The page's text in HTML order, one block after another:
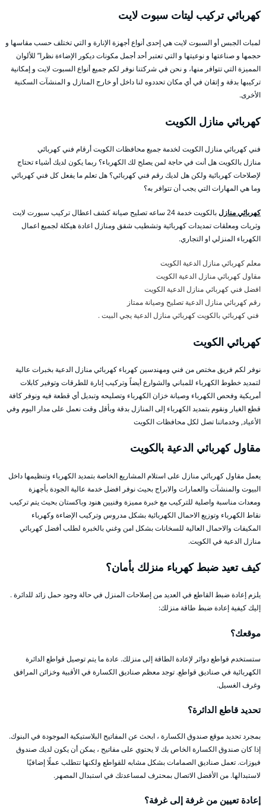
كهربائي تركيب ليتات سبوت لايت
لمبات الجبس أو السبوت لايت هي إحدى أنواع أجهزة الإنارة و التي تختلف حسب مقاسها و
حجمها و صناعتها و نوعيتها و التي تعتبر أحد أجمل مكونات ديكور الإضاءة نظرا” للألوان
المميزة التي تتوافر منها، و نحن في شركتنا نوفر لكم جميع أنواع السبوت لايت و إمكانية
تركيبها بدقة و إتقان في أي مكان تحددوه لنا داخل أو خارج المنازل و المنشآت السكنية
الأخرى.
كهربائي منازل الكويت
فني كهربائي منازل الكويت لخدمة جميع محافظات الكويت أرقام فني كهربائي
منازل بالكويت هل أنت في حاجة لمن يصلح لك الكهرباء؟ ربما يكون لديك أشياء تحتاج
لإصلاحات كهربائية ولكن هل لديك رقم فني كهربائي؟ هل تعلم ما يفعل كل فني كهربائي
وما هي المهارات التي يجب أن تتوافر به؟
كهربائي منازل
بالكويت خدمة 24 ساعه تصليح صيانة كشف اعطال تركيب سبورت لايت
وثريات ومعلقات تمديدات كهربائية وتشطيب شقق ومنازل اعادة هيكلة لجميع اعمال
الكهرباء المنزلي او التجاري.
معلم كهربائي منازل الدعية الكويت
مقاول كهربائي منازل الدعية الكويت
افضل فني كهربائي منازل الدعية الكويت
رقم كهربائي منازل الدعية تصليح وصيانة ممتاز
فني كهربائي بالكويت كهربائي منازل الدعية يجي البيت .
كهربائي الكويت
نوفر لكم فريق مختص من فني ومهندسين كهرباء كهربائي منازل الدعية بخبرات عالية
لتمديد خطوط الكهرباء للمباني والشوارع أيضاً وتركيب إنارة للطرقات وتوفير كابلات
أمريكية وفحص الكهرباء وصيانة خزان الكهرباء وتصليحه وتبديل أي قطعة فيه ونوفر كافة
قطع الغيار ونقوم بتمديد الكهرباء إلى المنازل بدقة وبأقل وقت نعمل على مدار اليوم وفي
الأعياد, وخدماتنا تصل لكل محافظات الكويت
مقاول كهربائي الدعية بالكويت
يعمل مقاول كهربائي منازل على استلام المشاريع الخاصة بتمديد الكهرباء وتنظيمها داخل
البيوت والمنشآت والعمارات والابراج بحيث نوفر افضل خدمة عالية الجودة بأجهزة
ومعدات مناسبة واصلية للتركيب مع خبرة مميزة وفنيين هنود وباكستان بحيث يتم تركيب
نقاط الكهرباء وتوزيع الاحمال الكهربائية بشكل مدروس وتركيب الإضاءة وكهرباء
المكيفات والاحمال العالية للسخانات بشكل امن وغني بالخبرة لطلب أفضل كهربائي
منازل الدعية في الكويت.
كيف تعيد ضبط كهرباء منزلك بأمان؟
يلزم إعادة ضبط القاطع في العديد من إصلاحات المنزل في حالة وجود حمل زائد للدائرة .
إليك كيفية إعادة ضبط طاقة منزلك:
موقعك؟
ستستخدم قواطع دوائر لإعادة الطاقة إلى منزلك. عادة ما يتم توصيل قواطع الدائرة
الكهربائية في صناديق قواطع. توجد معظم صناديق الكسارة في الأقبية وخزائن المرافق
وغرف الغسيل.
تحديد قاطع الدائرة؟
بمجرد تحديد موقع صندوق الكسارة ، ابحث عن المفاتيح البلاستيكية الموجودة في البنوك.
إذا كان صندوق الكسارة الخاص بك لا يحتوي على مفاتيح ، يمكن أن يكون لديك صندوق
فيوزات. تعمل صناديق الصمامات بشكل مشابه للقواطع ولكنها تتطلب عملًا إضافيًا
لاستبدالها. من الأفضل الاتصال بمحترف لمساعدتك في استبدال المصهر.
إعادة تعيين من غرفة إلى غرفة؟